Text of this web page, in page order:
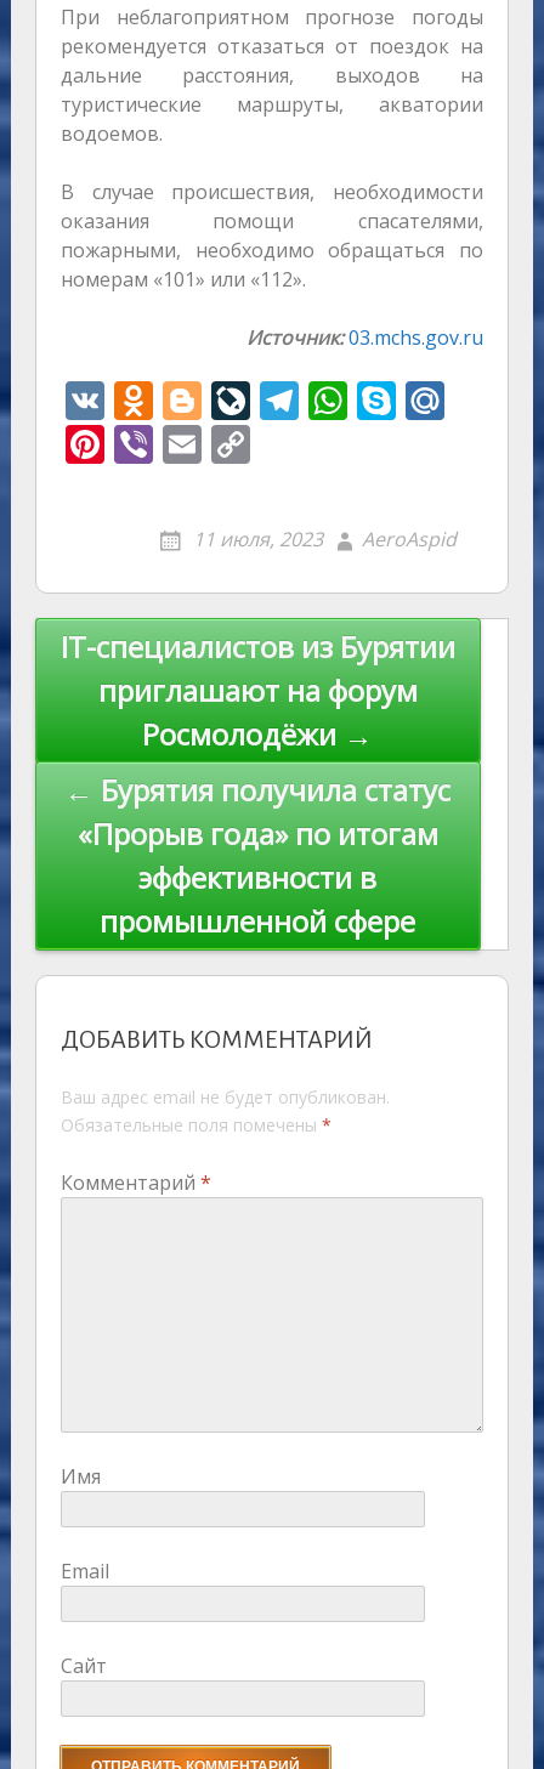
При неблагоприятном прогнозе погоды
рекомендуется отказаться от поездок на
дальние расстояния, выходов на
туристические маршруты, акватории
водоемов.
В случае происшествия, необходимости
оказания помощи спасателями,
пожарными, необходимо обращаться по
номерам «101» или «112».
Источник:03.mchs.gov.ru
V
K
O
d
n
o
kl
as
s
ni
ki
Bl
o
g
er
Li
v
eJ
u
r
n
al
T
a
m
W
A
p
p
S
e
M
u
Pi
st
Vi
er
E
ai
l
C
p
y
Li
n
k
11 июля, 2023 AeroAspid
Навигация
записям
IT-специалистов из Бурятии
приглашают на форум
Росмолодёжи →
← Бурятия получила статус
«Прорыв года» по итогам
эффективности в
промышленной сфере
ДОБАВИТЬ КОММЕНТАРИЙ
Ваш адрес email не будет опубликован.
Обязательные поля помечены *
Комментарий *
Имя
Email
Сайт